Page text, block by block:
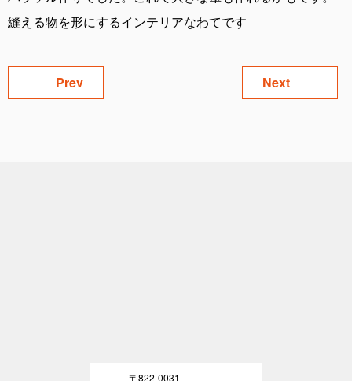
縫える物を形にするインテリアなわてです
Prev Next
〒822-0031